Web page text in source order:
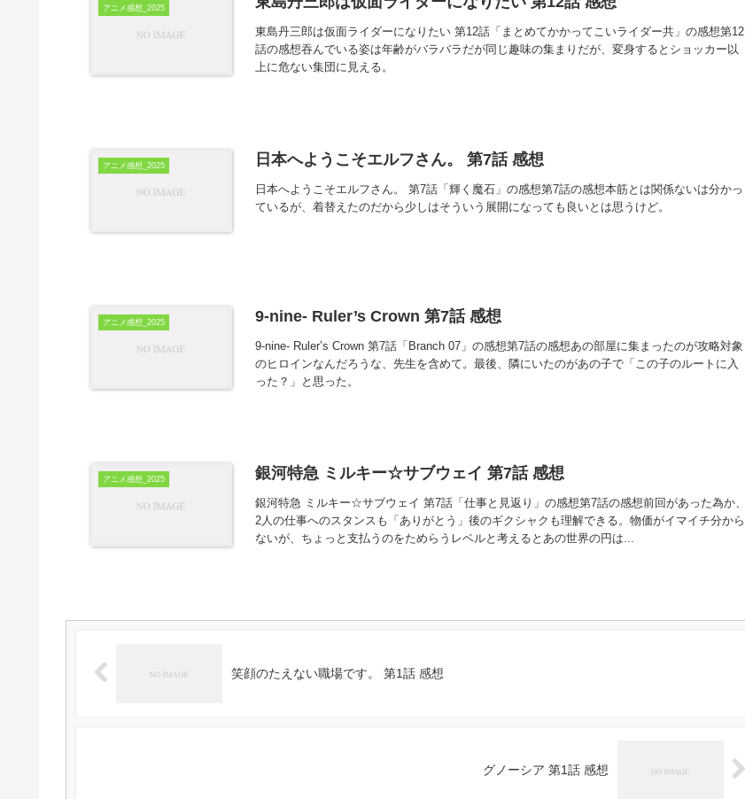
アニメ感想_2025
東島丹三郎は仮面ライダーになりたい 第12話「まとめてかかってこいライダー共」の感想第12
話の感想吞んでいる姿は年齢がバラバラだが同じ趣味の集まりだが、変身するとショッカー以
上に危ない集団に見える。
アニメ感想_2025 日本へようこそエルフさん。 第7話 感想
日本へようこそエルフさん。 第7話「輝く魔石」の感想第7話の感想本筋とは関係ないは分かっ
ているが、着替えたのだから少しはそういう展開になっても良いとは思うけど。
アニメ感想_2025 9-nine- Ruler’s Crown 第7話 感想
9-nine- Ruler’s Crown 第7話「Branch 07」の感想第7話の感想あの部屋に集まったのが攻略対象
のヒロインなんだろうな、先生を含めて。最後、隣にいたのがあの子で「この子のルートに入
った？」と思った。
アニメ感想_2025 銀河特急 ミルキー☆サブウェイ 第7話 感想
銀河特急 ミルキー☆サブウェイ 第7話「仕事と見返り」の感想第7話の感想前回があった為か、
2人の仕事へのスタンスも「ありがとう」後のギクシャクも理解できる。物価がイマイチ分から
ないが、ちょっと支払うのをためらうレベルと考えるとあの世界の円は...
笑顔のたえない職場です。 第1話 感想
グノーシア 第1話 感想